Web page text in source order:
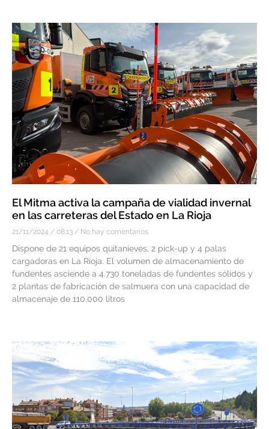
El Mitma activa la campaña de vialidad invernal
en las carreteras del Estado en La Rioja
21/11/2024 08:13 No hay comentarios
Dispone de 21 equipos quitanieves, 2 pick-up y 4 palas
cargadoras en La Rioja. El volumen de almacenamiento de
fundentes asciende a 4.730 toneladas de fundentes sólidos y
2 plantas de fabricación de salmuera con una capacidad de
almacenaje de 110.000 litros